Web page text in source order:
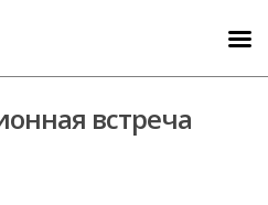
встреча